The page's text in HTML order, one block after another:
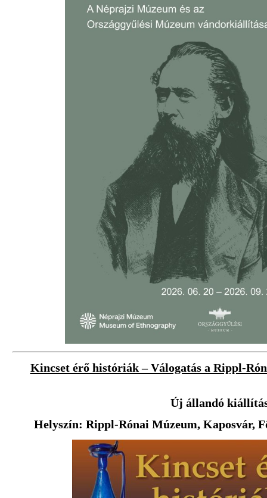
Kincset érő históriák – Válogatás a Rippl-
Új állandó
Helyszín: Rippl-Rónai Múzeum, Kaposvár,